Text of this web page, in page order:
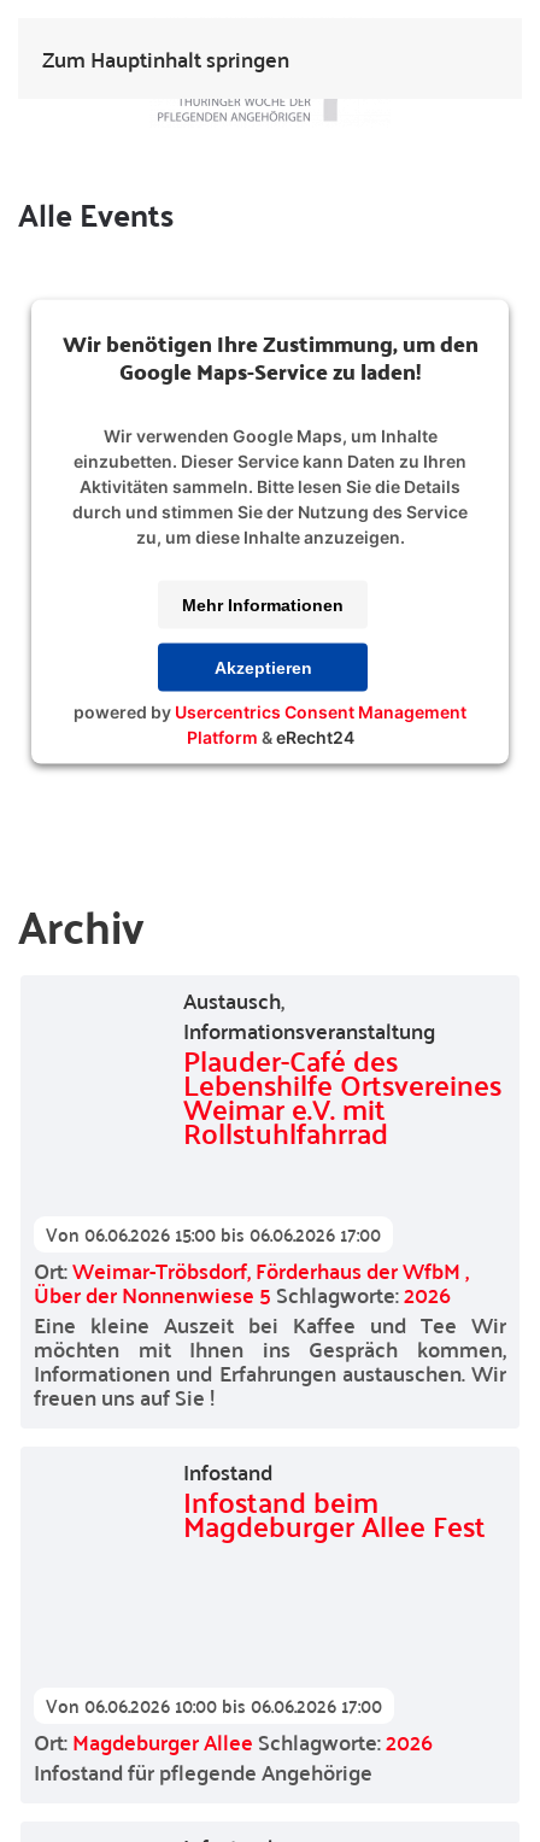
Zum Hauptinhalt springen
Alle Events
Wir benötigen Ihre Zustimmung, um den
Google Maps-Service zu laden!
Wir verwenden Google Maps, um Inhalte
einzubetten. Dieser Service kann Daten zu Ihren
Aktivitäten sammeln. Bitte lesen Sie die Details
durch und stimmen Sie der Nutzung des Service
zu, um diese Inhalte anzuzeigen.
Mehr Informationen
Akzeptieren
powered by Usercentrics Consent Management
Platform &eRecht24
Archiv
Austausch,
Informationsveranstaltung
Plauder-Café des
Lebenshilfe Ortsvereines
Weimar e.V. mit
Rollstuhlfahrrad
Von06.06.2026 15:00bis06.06.2026 17:00
Ort:Weimar-Tröbsdorf, Förderhaus der WfbM ,
Über der Nonnenwiese 5Schlagworte:2026
Eine kleine Auszeit bei Kaffee und Tee Wir
möchten mit Ihnen ins Gespräch kommen,
Informationen und Erfahrungen austauschen. Wir
freuen uns auf Sie !
Infostand
Infostand beim
Magdeburger Allee Fest
Von06.06.2026 10:00bis06.06.2026 17:00
Ort:Magdeburger AlleeSchlagworte:2026
Infostand für pflegende Angehörige